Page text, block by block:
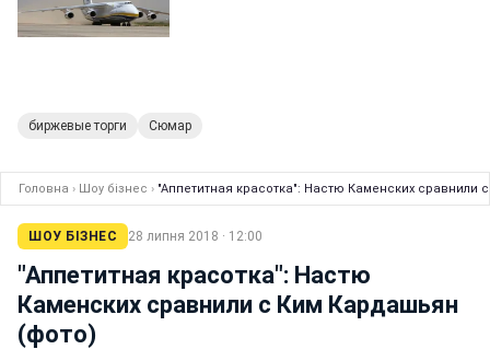
биржевые торги Сюмар
Головна › Шоу бізнес › "Аппетитная красотка": Настю Каменских сравнили
ШОУ БІЗНЕС 28 липня 2018 · 12:00
"Аппетитная красотка": Настю
Каменских сравнили с Ким Кардашьян
(фото)